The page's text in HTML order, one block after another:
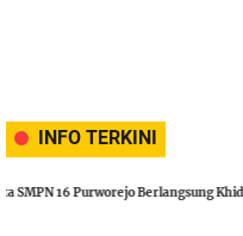
INFO TERKINI
Jelang Kelulusan, SMPN 16